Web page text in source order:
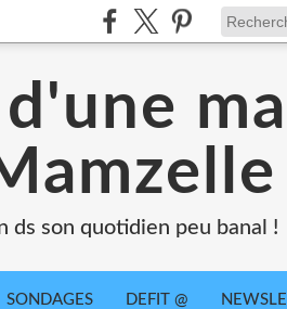
ds son quotidien peu banal !
SONDAGES DEFIT @